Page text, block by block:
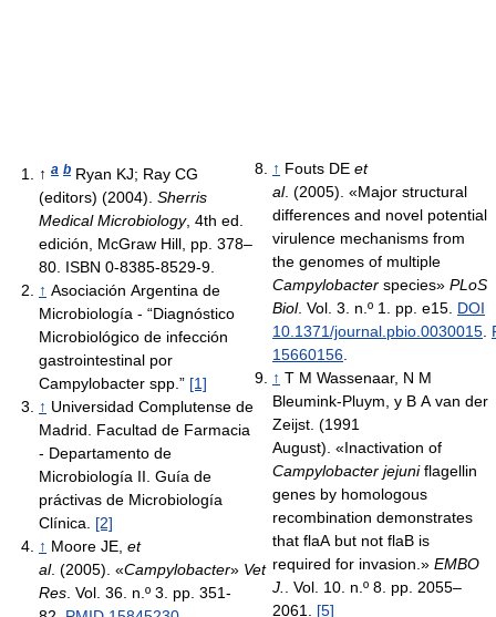
↑ a b Ryan KJ; Ray CG
(editors) (2004). Sherris
Medical Microbiology, 4th ed.
edición, McGraw Hill, pp. 378–
80. ISBN 0-8385-8529-9.
↑ Asociación Argentina de
Microbiología - “Diagnóstico
Microbiológico de infección
gastrointestinal por
Campylobacter spp.” [1]
↑ Universidad Complutense de
Madrid. Facultad de Farmacia
- Departamento de
Microbiología II. Guía de
práctivas de Microbiología
Clínica. [2]
↑ Moore JE, et
al. (2005). «Campylobacter» Vet
Res . Vol. 36. n.º 3. pp. 351-
↑ Fouts DE et
al. (2005). «Major structural
differences and novel potential
virulence mechanisms from
the genomes of multiple
Campylobacter species» PLoS
Biol. Vol. 3. n.º 1. pp. e15. DOI
10.1371/journal.pbio.0030015
15660156
↑ T M Wassenaar, N M
Bleumink-Pluym, y B A van der
Zeijst. (1991
August). «Inactivation of
Campylobacter jejuniflagellin
genes by homologous
recombination demonstrates
that flaA but not flaB is
required for invasion.» EMBO
J.
. Vol. 10. n.º 8. pp. 2055–
2061.
[5]